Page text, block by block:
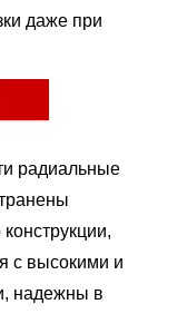
даже при
радиальные
с высокими и
надежны в